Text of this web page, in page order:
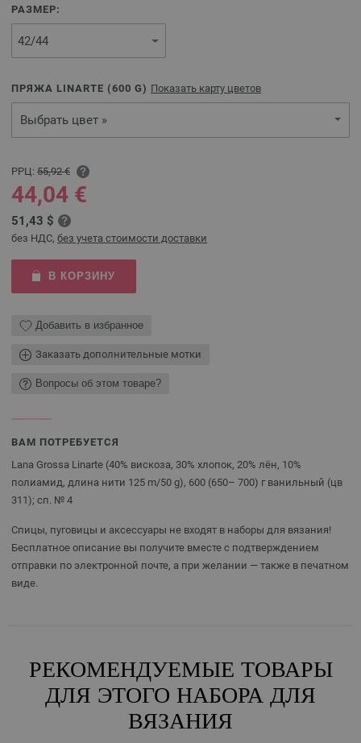
РАЗМЕР:
ПРЯЖА LINARTE (600 G) Показать карту цветов
Выбрать цвет »
РРЦ: 55,92 €
44,04 €
51,43 $
без НДС, без учета стоимости доставки
В КОРЗИНУ
Добавить в избранное
Заказать дополнительные мотки
Вопросы об этом товаре?
ВАМ ПОТРЕБУЕТСЯ
Lana Grossa Linarte (40% вискоза, 30% хлопок, 20% лён, 10%
полиамид, длина нити 125 m/50 g), 600 (650– 700) г ванильный (цв
311); сп. № 4
Спицы, пуговицы и аксессуары не входят в наборы для вязания!
Бесплатное описание вы получите вместе с подтверждением
отправки по электронной почте, а при желании — также в печатном
виде.
РЕКОМЕНДУЕМЫЕ ТОВАРЫ
ДЛЯ ЭТОГО НАБОРА ДЛЯ
ВЯЗАНИЯ